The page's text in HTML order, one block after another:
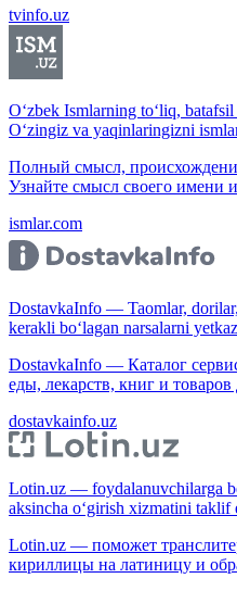
tvinfo.uz
O‘zbek Ismlarning to‘liq,
O‘zingiz va yaqinlaringizni
Полный смысл,
Узнайте смысл своего имени
ismlar.com
DostavkaInfo — Taomlar,
kerakli bo‘lagan narsalarni
DostavkaInfo — Каталог
еды, лекарств, книг и товаров
dostavkainfo.uz
Lotin.uz — foydalanuvchilarga
aksincha o‘girish xizmatini taklif
Lotin.uz — поможет
кириллицы на латиницу и